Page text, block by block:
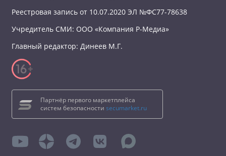
Реестровая запись от 10.07.2020 ЭЛ №ФС77-78638
Учредитель СМИ: ООО «Компания Р-Медиа»
Главный редактор: Динеев М.Г.
Партнёр первого маркетплейса
систем безопасности secumarket.ru